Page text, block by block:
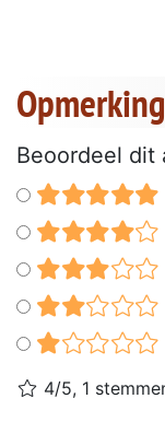
Beoordeel dit
4/5, 1